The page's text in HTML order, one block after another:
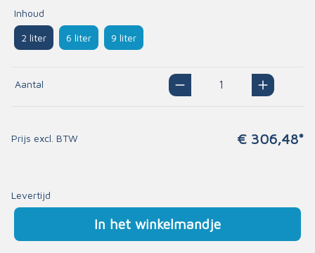
Inhoud
2 liter 6 liter 9 liter
Aantal
Prijs excl. BTW € 306,48*
Levertijd
In het winkelmandje